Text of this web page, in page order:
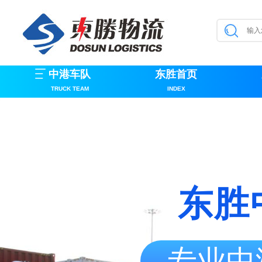
中港车队
TRUCK TEAM
东胜首页
INDEX
东胜